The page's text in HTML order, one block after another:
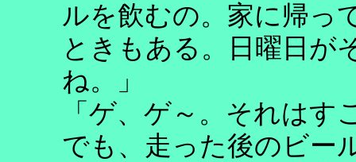
ルを飲むの。家に帰っ
ときもある。日曜日が
ね。」
「ゲ、ゲ～。それはす
でも、走った後のビー